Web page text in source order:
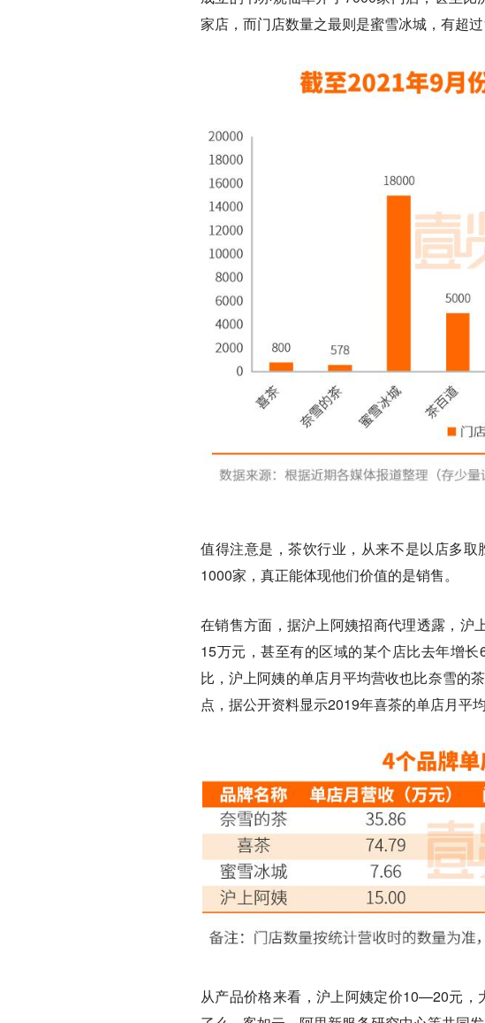
家店，而门店数量之最则是蜜雪冰城，有超过
值得注意是，茶饮行业，从来不是以店多
1000家，真正能体现他们价值的是销售。
在销售方面，据沪上阿姨招商代理透露，沪
15万元，甚至有的区域的某个店比去年增
比，沪上阿姨的单店月平均营收也比奈雪的
点，据公开资料显示2019年喜茶的单店月平
从产品价格来看，沪上阿姨定价10—20元